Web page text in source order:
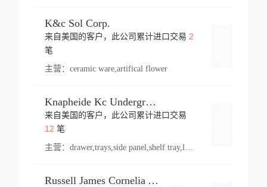
K&c Sol Corp.
来自美国的客户，此公司累计进口交易 2
笔
主营： ceramic ware,artifical flower
Knapheide Kc Underground
来自美国的客户，此公司累计进口交易
12 笔
主营：
Russell James Cornelia Arlington Va